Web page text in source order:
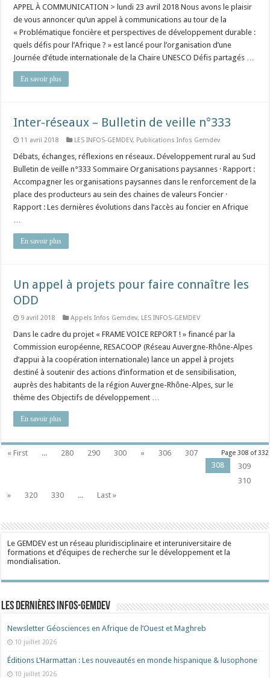
APPEL À COMMUNICATION > lundi 23 avril 2018 Nous avons le plaisir
de vous annoncer qu’un appel à communications au tour de la
« Problématique foncière et perspectives de développement durable :
quels défis pour l’Afrique ? » est lancé pour l’organisation d’une
Journée d’étude internationale de la Chaire UNESCO Défis partagés …
En savoir plus
Inter-réseaux – Bulletin de veille n°333
11 avril 2018 LES INFOS-GEMDEV, Publications Infos Gemdev
Débats, échanges, réflexions en réseaux. Développement rural au Sud
Bulletin de veille n°333 Sommaire Organisations paysannes · Rapport :
Accompagner les organisations paysannes dans le renforcement de la
place des producteurs au sein des chaines de valeurs Foncier ·
Rapport : Les dernières évolutions dans l’accès au foncier en Afrique
En savoir plus
Un appel à projets pour faire connaître les
ODD
9 avril 2018 Appels Infos Gemdev, LES INFOS-GEMDEV
Dans le cadre du projet « FRAME VOICE REPORT ! » financé par la
Commission européenne, RESACOOP (Réseau Auvergne-Rhône-Alpes
d’appui à la coopération internationale) lance un appel à projets
destiné à soutenir des actions d’information et de sensibilisation,
auprès des habitants de la région Auvergne-Rhône-Alpes, sur le
thème des Objectifs de développement …
En savoir plus
Page 308 of 332
« First ... 280 290 300 « 306
307
308
309
310
»
320 330 ... Last »
Le GEMDEV est un réseau pluridisciplinaire et interuniversitaire de
formations et d’équipes de recherche sur le développement et la
mondialisation.
Les dernières Infos-Gemdev
Newsletter Géosciences en Afrique de l’Ouest et Maghreb
10 juillet 2026
Éditions L’Harmattan : Les nouveautés en monde hispanique & lusophone
10 juillet 2026